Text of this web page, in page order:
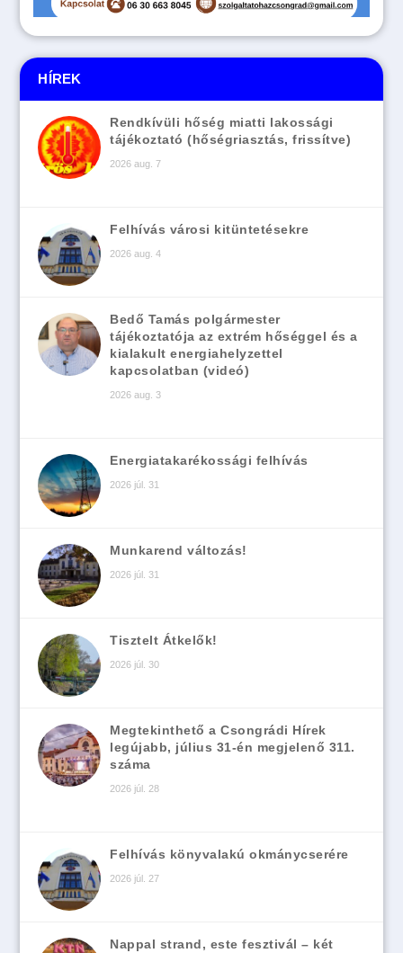
HÍREK
Rendkívüli hőség miatti lakossági
tájékoztató (hőségriasztás, frissítve)
2026 aug. 7
Felhívás városi kitüntetésekre
2026 aug. 4
Bedő Tamás polgármester
tájékoztatója az extrém hőséggel és a
kialakult energiahelyzettel
kapcsolatban (videó)
2026 aug. 3
Energiatakarékossági felhívás
2026 júl. 31
Munkarend változás!
2026 júl. 31
Tisztelt Átkelők!
2026 júl. 30
Megtekinthető a Csongrádi Hírek
legújabb, július 31-én megjelenő 311.
száma
2026 júl. 28
Felhívás könyvalakú okmánycserére
2026 júl. 27
Nappal strand, este fesztivál – két